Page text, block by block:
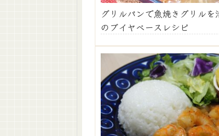
グリルパンで魚焼きグリルを
のブイヤベースレシピ